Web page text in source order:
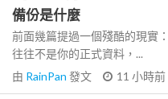
備份是什麼
前面幾篇提過一個殘酷的現實
往往不是你的正式資料，...
由 RainPan 發文 11 小時前